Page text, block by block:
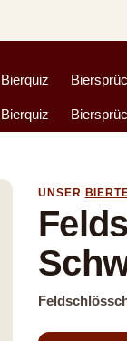
Bierquiz
Bierquiz
UNSER